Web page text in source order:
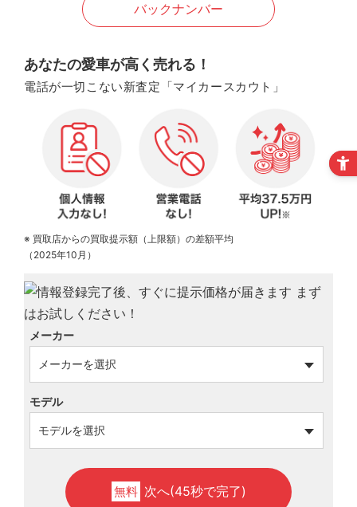
バックナンバー
あなたの愛車が高く売れる！
電話が一切こない新査定「マイカースカウト」
※ 買取店からの買取提示額（上限額）の差額平均
（2025年10月）
メーカー
モデル
無料 次へ(45秒で完了)